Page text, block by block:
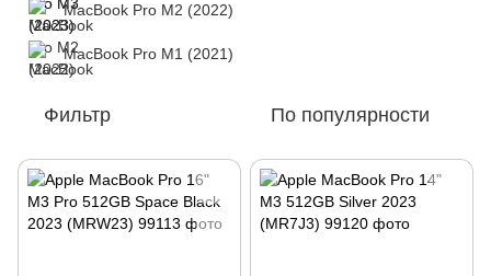
MacBook Pro M2 (2022)
MacBook Pro M1 (2021)
Фильтр По популярности